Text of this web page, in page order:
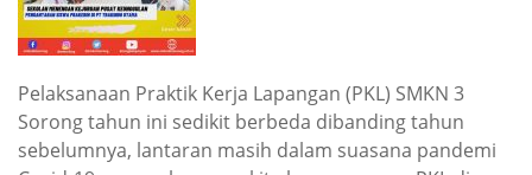
Pelaksanaan Praktik Kerja Lapangan (PKL) SMKN 3
Sorong tahun ini sedikit berbeda dibanding tahun
sebelumnya, lantaran masih dalam suasana pandemi